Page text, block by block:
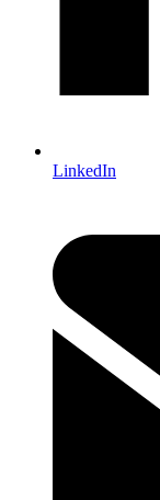
LinkedIn